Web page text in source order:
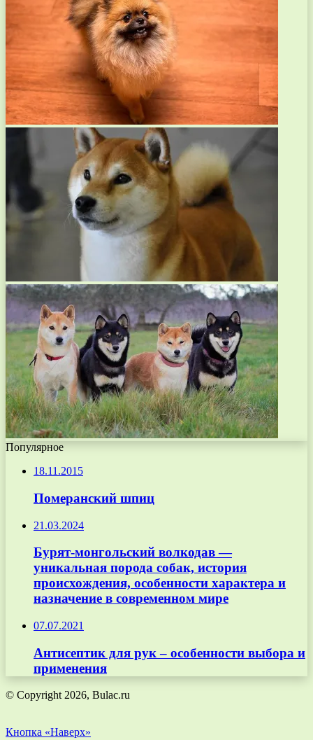
Популярное
18.11.2015
Померанский шпиц
21.03.2024
Бурят-монгольский волкодав —
уникальная порода собак, история
происхождения, особенности характера и
назначение в современном мире
07.07.2021
Антисептик для рук – особенности выбора и
применения
© Copyright 2026, Bulac.ru
Кнопка «Наверх»